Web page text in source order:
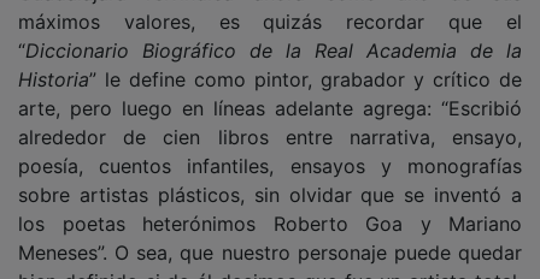
“Diccionario Biográfico de la Real Academia de la
Historia” le define como pintor, grabador y crítico de
arte, pero luego en líneas adelante agrega: “Escribió
alrededor de cien libros entre narrativa, ensayo,
poesía, cuentos infantiles, ensayos y monografías
sobre artistas plásticos, sin olvidar que se inventó a
los poetas heterónimos Roberto Goa y Mariano
Meneses”. O sea, que nuestro personaje puede quedar
bien definido si de él decimos que fue un artista total,